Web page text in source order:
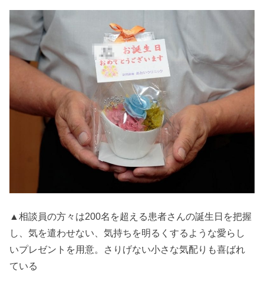
▲相談員の方々は200名を超える患者さんの誕生日を把握
し、気を遣わせない、気持ちを明るくするような愛らし
いプレゼントを用意。さりげない小さな気配りも喜ばれ
ている